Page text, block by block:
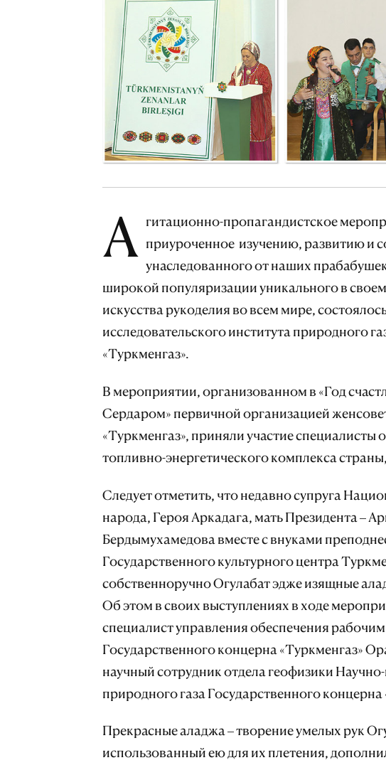
А гитационно-пропагандистское
приуроченное изучению, развитию и
унаследованного от наших
широкой популяризации уникального в
искусства рукоделия во всем мире,
исследовательского института природного
«Туркменгаз».
В мероприятии, организованном в «Год
Сердаром» первичной организацией
«Туркменгаз», приняли участие специалисты
топливно-энергетического комплекса
Следует отметить, что недавно супруга
народа, Героя Аркадага, мать Президента –
Бердымухамедова вместе с внуками
Государственного культурного центра
собственноручно Огулабат эдже изящные
Об этом в своих выступлениях в ходе
специалист управления обеспечения
Государственного концерна «Туркменгаз»
научный сотрудник отдела геофизики
природного газа Государственного концерна
Прекрасные аладжа – творение умелых рук
использованный ею для их плетения,